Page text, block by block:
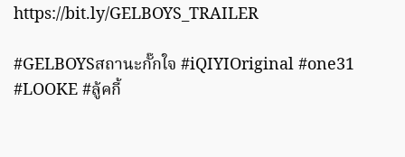
https://bit.ly/GELBOYS_TRAILER
#GELBOYSสถานะกั๊กใจ #iQIYIOriginal #one31
#LOOKE #ลู้คกี้